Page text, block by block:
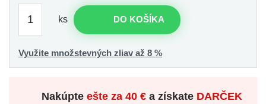
ks DO KOŠÍKA
Využite množstevných zliav až 8 %
Nakúpte ešte za40 €a získate DARČEK